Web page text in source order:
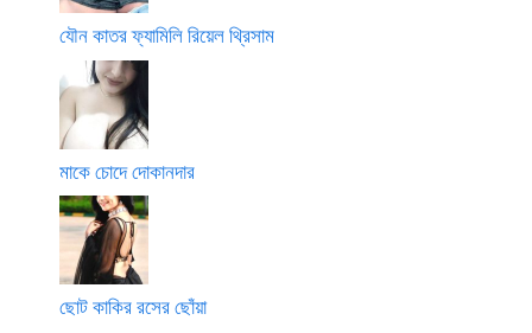
যৌন কাতর ফ্যামিলি রিয়েল থ্রিসাম
মাকে চোদে দোকানদার
ছোট কাকির রসের ছোঁয়া